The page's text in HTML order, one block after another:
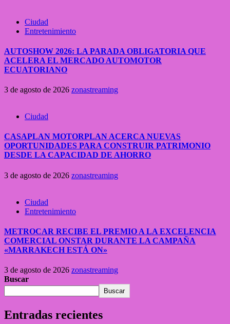
Ciudad
Entretenimiento
AUTOSHOW 2026: LA PARADA OBLIGATORIA QUE
ACELERA EL MERCADO AUTOMOTOR
ECUATORIANO
3 de agosto de 2026 zonastreaming
Ciudad
CASAPLAN MOTORPLAN ACERCA NUEVAS
OPORTUNIDADES PARA CONSTRUIR PATRIMONIO
DESDE LA CAPACIDAD DE AHORRO
3 de agosto de 2026 zonastreaming
Ciudad
Entretenimiento
METROCAR RECIBE EL PREMIO A LA EXCELENCIA
COMERCIAL ONSTAR DURANTE LA CAMPAÑA
«MARRAKECH ESTÁ ON»
3 de agosto de 2026 zonastreaming
Buscar
Buscar
Entradas recientes